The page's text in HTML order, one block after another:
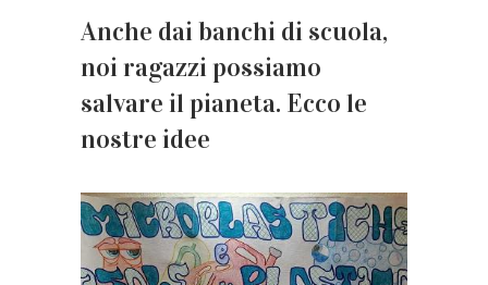
Anche dai banchi di scuola,
noi ragazzi possiamo
salvare il pianeta. Ecco le
nostre idee